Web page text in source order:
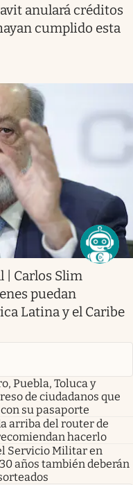
anulará créditos
cumplido esta
| Carlos Slim
puedan
Latina y el Caribe
Puebla, Toluca y
de ciudadanos que
su pasaporte
arriba del router de
hacerlo
Servicio Militar en
años también deberán